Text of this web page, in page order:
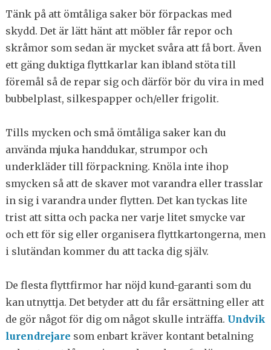
Tänk på att ömtåliga saker bör förpackas med
skydd. Det är lätt hänt att möbler får repor och
skråmor som sedan är mycket svåra att få bort. Även
ett gäng duktiga flyttkarlar kan ibland stöta till
föremål så de repar sig och därför bör du vira in med
bubbelplast, silkespapper och/eller frigolit.
Tills mycken och små ömtåliga saker kan du
använda mjuka handdukar, strumpor och
underkläder till förpackning. Knöla inte ihop
smycken så att de skaver mot varandra eller trasslar
in sig i varandra under flytten. Det kan tyckas lite
trist att sitta och packa ner varje litet smycke var
och ett för sig eller organisera flyttkartongerna, men
i slutändan kommer du att tacka dig själv.
De flesta flyttfirmor har nöjd kund-garanti som du
kan utnyttja. Det betyder att du får ersättning eller att
de gör något för dig om något skulle inträffa. Undvik
lurendrejare som enbart kräver kontant betalning